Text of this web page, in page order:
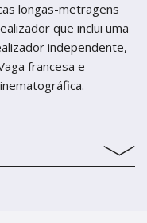
longas-metragens
que inclui uma
independente,
francesa e